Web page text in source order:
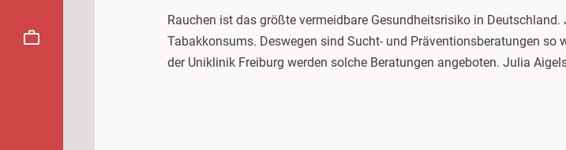
Rauchen ist das größte vermeidbare Gesundheitsrisiko in
Tabakkonsums. Deswegen sind Sucht- und Präventionsberatungen
der Uniklinik Freiburg werden solche Beratungen angeboten. Julia